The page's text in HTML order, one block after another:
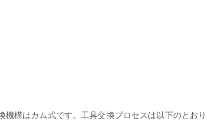
構はカム式です。工具交換プロセスは以下のと